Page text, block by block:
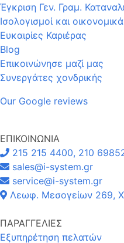
Έγκριση Γεν. Γραμ.
Ισολογισμοί και
Ευκαιρίες Καριέρας
Blog
Επικοινώνησε μαζί μας
Συνεργάτες χονδρικής
Our Google reviews
ΕΠΙΚΟΙΝΩΝΙΑ
215 215 4400, 210
sales@i-system.gr
service@i-system.gr
Λεωφ. Μεσογείων 269,
ΠΑΡΑΓΓΕΛΙΕΣ
Εξυπηρέτηση πελατών